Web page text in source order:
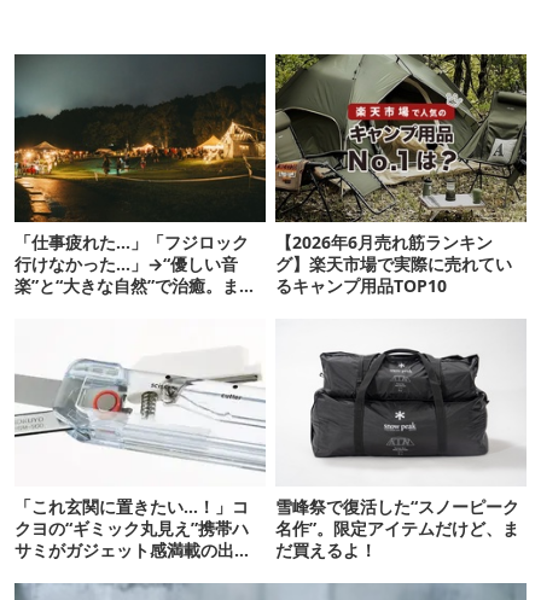
「仕事疲れた…」「フジロック
行けなかった…」→“優しい音
楽”と“大きな自然”で治癒。まだ
【2026年6月売れ筋ランキン
グ】楽天市場で実際に売れてい
るキャンプ用品TOP10
「これ玄関に置きたい…！」コ
クヨの“ギミック丸見え”携帯ハ
サミがガジェット感満載の出来
雪峰祭で復活した“スノーピーク
名作”。限定アイテムだけど、ま
だ買えるよ！